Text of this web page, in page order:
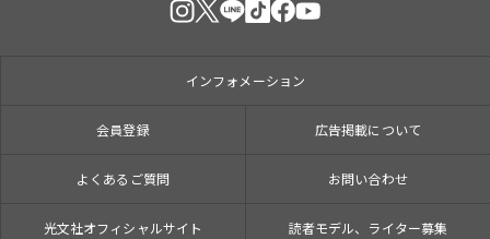
インフォメーション
会員登録 広告掲載について
よくあるご質問 お問い合わせ
光文社オフィシャルサイト 読者モデル、ライター募集